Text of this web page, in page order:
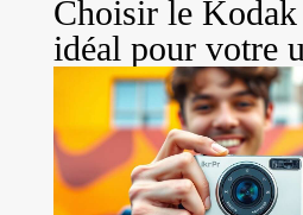
Choisir le
idéal pour votre